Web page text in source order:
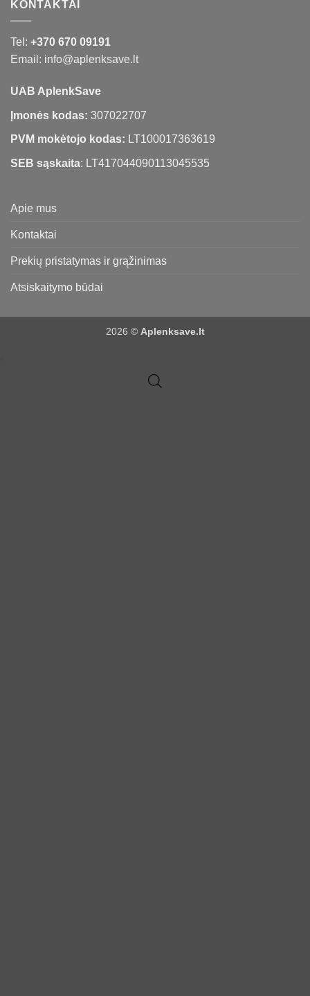
KONTAKTAI
Tel: +370 670 09191
Email: info@aplenksave.lt
UAB AplenkSave
Įmonės kodas: 307022707
PVM mokėtojo kodas: LT100017363619
SEB sąskaita: LT417044090113045535
Apie mus
Kontaktai
Prekių pristatymas ir grąžinimas
Atsiskaitymo būdai
2026 © Aplenksave.lt